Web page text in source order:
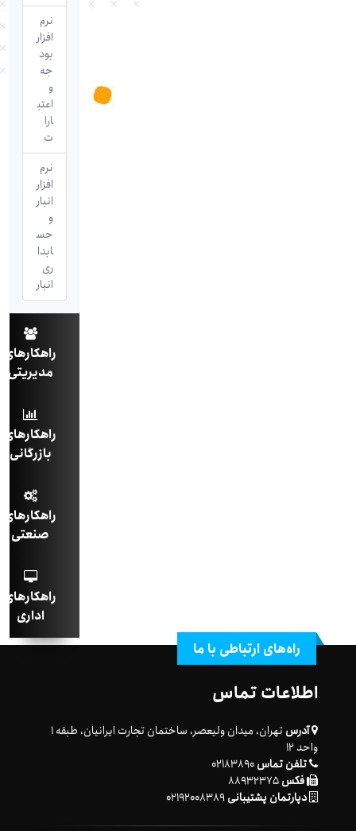
نرم
افزار
بود
جه
اعتب
ارا
ت
نرم
افزار
انبار
حس
ابدا
ری
انبار
راهکارهای
مدیریتی
راهکارهای
بازرگانی
راهکارهای
صنعتی
راهکارهای
اداری
راه‌های ارتباطی با ما
اطلاعات تماس
آدرس
تهران، میدان ولیعصر، ساختمان تجارت ایرانیان، طبقه ۱
واحد ۱۲
تلفن تماس۰۲۱۸۳۸۹۰
فکس۸۸۹۳۲۳۷۵
دپارتمان پشتیبانی۰۲۱۹۲۰۰۸۳۸۹